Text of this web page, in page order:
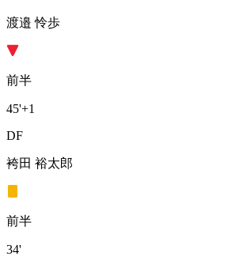
渡邉 怜歩
前半
45'+1
DF
袴田 裕太郎
前半
34'